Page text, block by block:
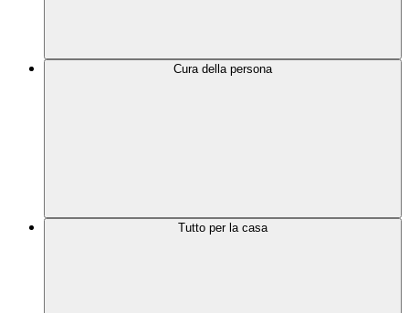
Cura della persona
Tutto per la casa